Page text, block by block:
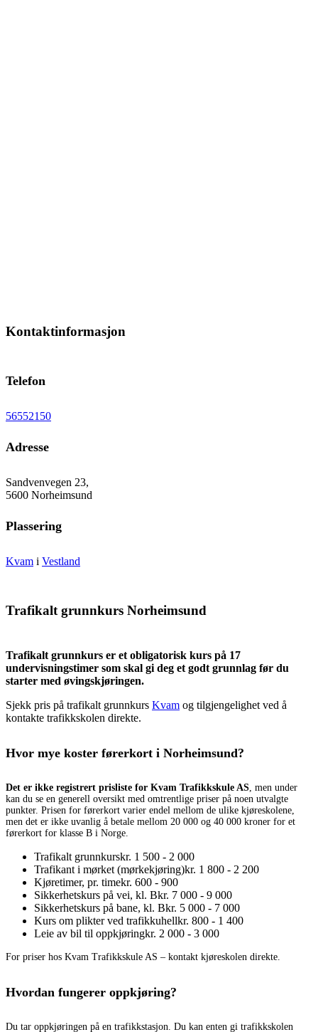
Kontaktinformasjon
Telefon
56552150
Adresse
Sandvenvegen 23,
5600 Norheimsund
Plassering
Kvam i Vestland
Trafikalt grunnkurs Norheimsund
Trafikalt grunnkurs er et obligatorisk kurs på 17
undervisningstimer som skal gi deg et godt grunnlag før du
starter med øvingskjøringen.
Sjekk pris på trafikalt grunnkurs Kvam og tilgjengelighet ved å
kontakte trafikkskolen direkte.
Hvor mye koster førerkort i Norheimsund?
Det er ikke registrert prisliste for Kvam Trafikkskule AS, men under
kan du se en generell oversikt med omtrentlige priser på noen utvalgte
punkter. Prisen for førerkort varier endel mellom de ulike kjøreskolene,
men det er ikke uvanlig å betale mellom 20 000 og 40 000 kroner for et
førerkort for klasse B i Norge.
Trafikalt grunnkurskr. 1 500 - 2 000
Trafikant i mørket (mørkekjøring)kr. 1 800 - 2 200
Kjøretimer, pr. timekr. 600 - 900
Sikkerhetskurs på vei, kl. Bkr. 7 000 - 9 000
Sikkerhetskurs på bane, kl. Bkr. 5 000 - 7 000
Kurs om plikter ved trafikkuhellkr. 800 - 1 400
Leie av bil til oppkjøringkr. 2 000 - 3 000
For priser hos Kvam Trafikkskule AS – kontakt kjøreskolen direkte.
Hvordan fungerer oppkjøring?
Du tar oppkjøringen på en trafikkstasjon. Du kan enten gi trafikkskolen